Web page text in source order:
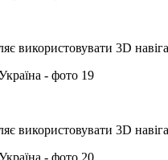
використовувати 3D
використовувати 3D